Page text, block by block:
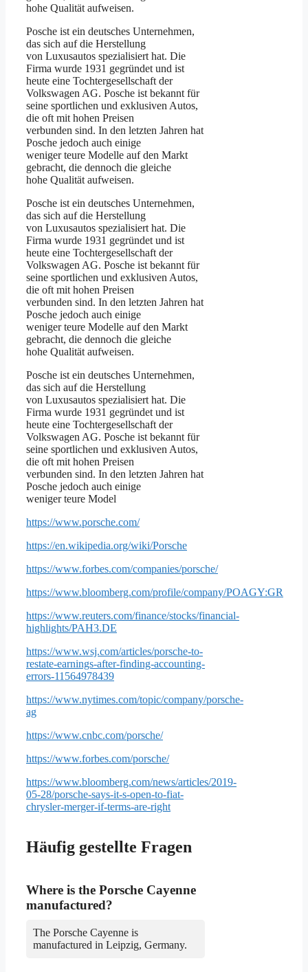
hohe Qualität aufweisen.
Posche ist ein deutsches Unternehmen,
das sich auf die Herstellung
von Luxusautos spezialisiert hat. Die
Firma wurde 1931 gegründet und ist
heute eine Tochtergesellschaft der
Volkswagen AG. Posche ist bekannt für
seine sportlichen und exklusiven Autos,
die oft mit hohen Preisen
verbunden sind. In den letzten Jahren hat
Posche jedoch auch einige
weniger teure Modelle auf den Markt
gebracht, die dennoch die gleiche
hohe Qualität aufweisen.
Posche ist ein deutsches Unternehmen,
das sich auf die Herstellung
von Luxusautos spezialisiert hat. Die
Firma wurde 1931 gegründet und ist
heute eine Tochtergesellschaft der
Volkswagen AG. Posche ist bekannt für
seine sportlichen und exklusiven Autos,
die oft mit hohen Preisen
verbunden sind. In den letzten Jahren hat
Posche jedoch auch einige
weniger teure Modelle auf den Markt
gebracht, die dennoch die gleiche
hohe Qualität aufweisen.
Posche ist ein deutsches Unternehmen,
das sich auf die Herstellung
von Luxusautos spezialisiert hat. Die
Firma wurde 1931 gegründet und ist
heute eine Tochtergesellschaft der
Volkswagen AG. Posche ist bekannt für
seine sportlichen und exklusiven Autos,
die oft mit hohen Preisen
verbunden sind. In den letzten Jahren hat
Posche jedoch auch einige
weniger teure Model
https://www.porsche.com/
https://en.wikipedia.org/wiki/Porsche
https://www.forbes.com/companies/porsche/
https://www.bloomberg.com/profile/company/POAGY:GR
https://www.reuters.com/finance/stocks/financial-
highlights/PAH3.DE
https://www.wsj.com/articles/porsche-to-
restate-earnings-after-finding-accounting-
errors-11564978439
https://www.nytimes.com/topic/company/porsche-
ag
https://www.cnbc.com/porsche/
https://www.forbes.com/porsche/
https://www.bloomberg.com/news/articles/2019-
05-28/porsche-says-it-s-open-to-fiat-
chrysler-merger-if-terms-are-right
Häufig gestellte Fragen
Where is the Porsche Cayenne
manufactured?
The Porsche Cayenne is
manufactured in Leipzig, Germany.